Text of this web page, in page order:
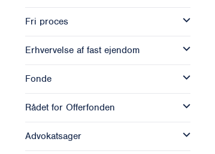
Fri proces
Erhvervelse af fast ejendom
Fonde
Rådet for Offerfonden
Advokatsager